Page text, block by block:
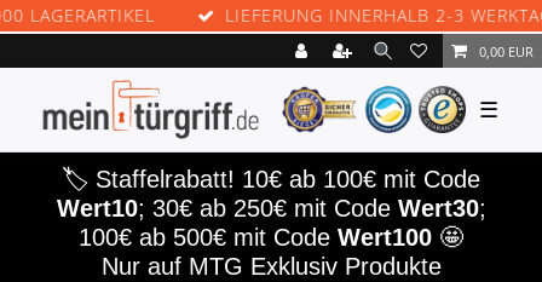
LIEFERUNG INNERHALB 2-3 WERKTAGEN
0,00 EUR
☰
🏷️ Staffelrabatt! 10€ ab 100€ mit Code
Wert10; 30€ ab 250€ mit Code Wert30;
100€ ab 500€ mit Code Wert100 🤩
Nur auf MTG Exklusiv Produkte